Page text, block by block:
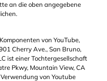
an die oben angegebene
von YouTube,
Cherry Ave., San Bruno,
ist einer Tochtergesellschaft
Pkwy, Mountain View, CA
von Youtube